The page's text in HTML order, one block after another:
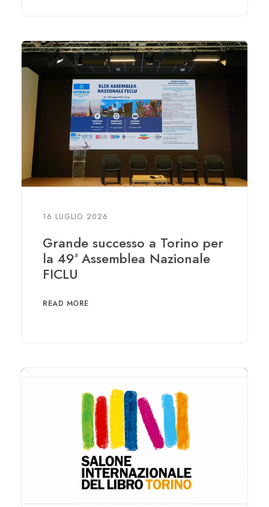
16 LUGLIO 2026
Grande successo a Torino per
la 49ª Assemblea Nazionale
FICLU
READ MORE